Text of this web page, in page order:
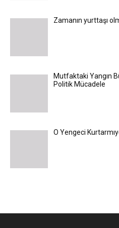
Zamanın yurttaşı
Mutfaktaki Yangın
Politik Mücadele
O Yengeci